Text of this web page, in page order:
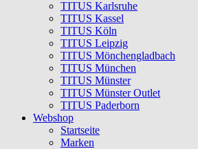
TITUS Karlsruhe
TITUS Kassel
TITUS Köln
TITUS Leipzig
TITUS Mönchengladbach
TITUS München
TITUS Münster
TITUS Münster Outlet
TITUS Paderborn
Webshop
Startseite
Marken